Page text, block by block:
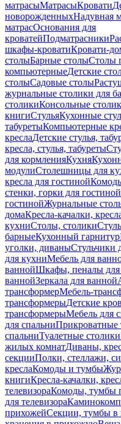
матрасыМатрасыКровати
новорожденныхНадувная
матрасОснования для
кроватейПодматрасники
шкафы-кроватиКровати-
столыБарные столыСтолы
компьютерныеДетские
столыСадовые столы
журнальные столики для
столикиКонсольные
книгиСтульяКухонные
табуретыКомпьютерные
креслаДетские стулья,
кресла, стулья, табуреты
для кормленияКухня
модулиСтолешницы для
кресла для гостиной
стенки, горки для гостиной
гостинойЖурнальные
домаКресла-качалки,
кухниСтолы, столики
барныеКухонный гарнитур
уголки, диваныСтульчики
для кухниМебель для
ваннойШкафы, пеналы для
ваннойЗеркала для ванной
трансформерМебель-
трансформерыДетские
трансформерыМебель для
для спальниПрикроватные
спальниТуалетные столики
жилых комнатДиваны,
секцииПолки, стеллажи,
креслаКомоды и тумбы
книгиКресла-качалки,
телевизораКомоды, тумбы
для телевизора
прихожейСекции, тумбы